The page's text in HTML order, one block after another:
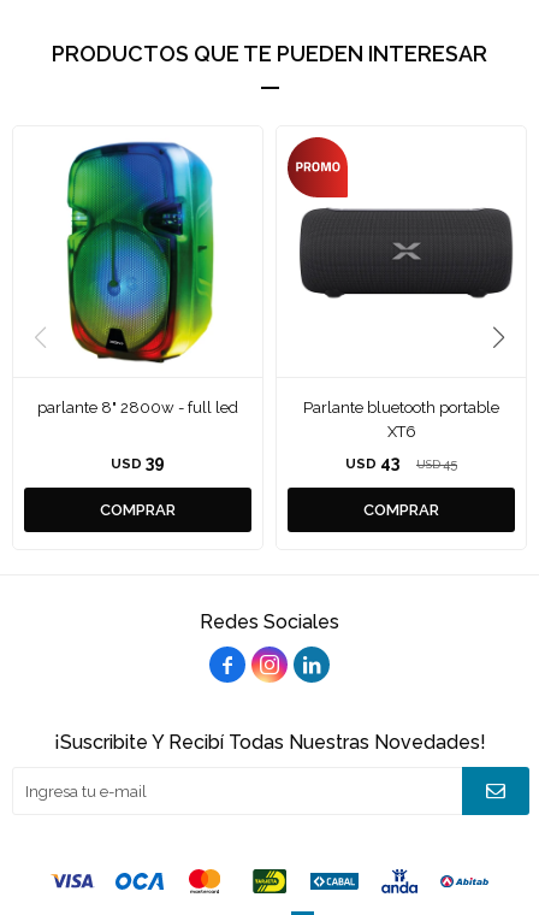
PRODUCTOS QUE TE PUEDEN INTERESAR
parlante 8" 2800w - full led
USD 39
Parlante bluetooth portable
XT6
USD 43 USD 45
Redes Sociales
  
¡Suscribite Y Recibí Todas Nuestras Novedades!